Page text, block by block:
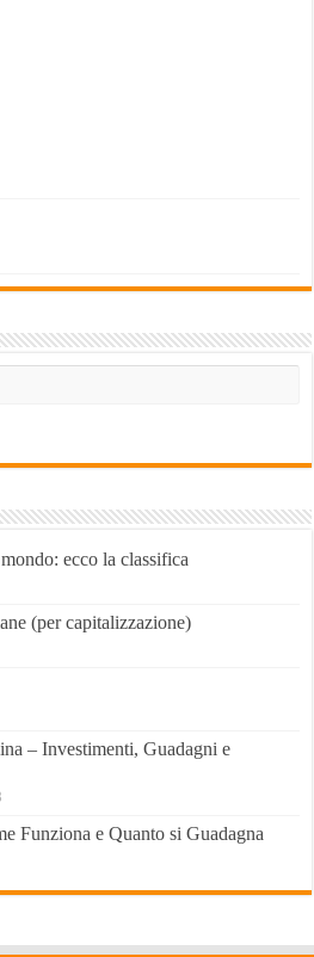
ecco la classifica
(per capitalizzazione)
– Investimenti, Guadagni e
Funziona e Quanto si Guadagna